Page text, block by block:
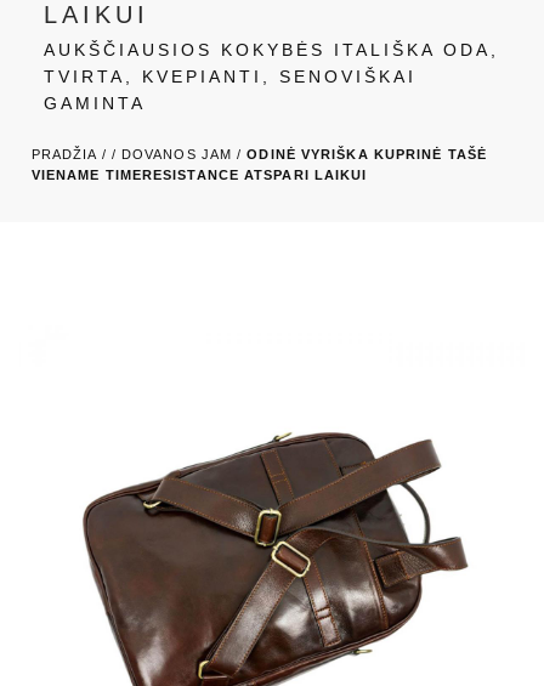
LAIKUI
AUKŠČIAUSIOS KOKYBĖS ITALIŠKA ODA,
TVIRTA, KVEPIANTI, SENOVIŠKAI
GAMINTA
PRADŽIA / / DOVANOS JAM /ODINĖ VYRIŠKA KUPRINĖ TAŠĖ
VIENAME TIMERESISTANCE ATSPARI LAIKUI